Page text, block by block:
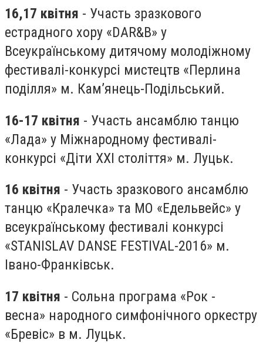
16,17 квітня - Участь зразкового
естрадного хору «DAR&B» у
Всеукраїнському дитячому молодіжному
фестивалі-конкурсі мистецтв «Перлина
поділля» м. Кам’янець-Подільський.
16-17 квітня - Участь ансамблю танцю
«Лада» у Міжнародному фестивалі-
конкурсі «Діти ХХІ століття» м. Луцьк.
16 квітня - Участь зразкового ансамблю
танцю «Кралечка» та МО «Едельвейс» у
всеукраїнському фестивалі конкурсі
«STANISLAV DANSE FESTIVAL-2016» м.
Івано-Франківськ.
17 квітня - Сольна програма «Рок -
весна» народного симфонічного оркестру
«Бревіс» в м. Луцьк.